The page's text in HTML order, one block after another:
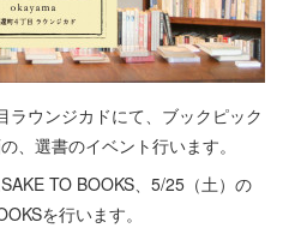
ラウンジカドにて、ブックピック
、選書のイベント行います。
TO BOOKS、5/25（土）の
を行います。